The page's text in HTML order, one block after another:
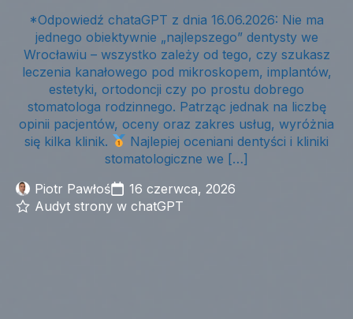
*Odpowiedź chataGPT z dnia 16.06.2026: Nie ma
jednego obiektywnie „najlepszego” dentysty we
Wrocławiu – wszystko zależy od tego, czy szukasz
leczenia kanałowego pod mikroskopem, implantów,
estetyki, ortodoncji czy po prostu dobrego
stomatologa rodzinnego. Patrząc jednak na liczbę
opinii pacjentów, oceny oraz zakres usług, wyróżnia
się kilka klinik.
Najlepiej oceniani dentyści i kliniki
stomatologiczne we […]
Piotr Pawłoś
16 czerwca, 2026
Audyt strony w chatGPT